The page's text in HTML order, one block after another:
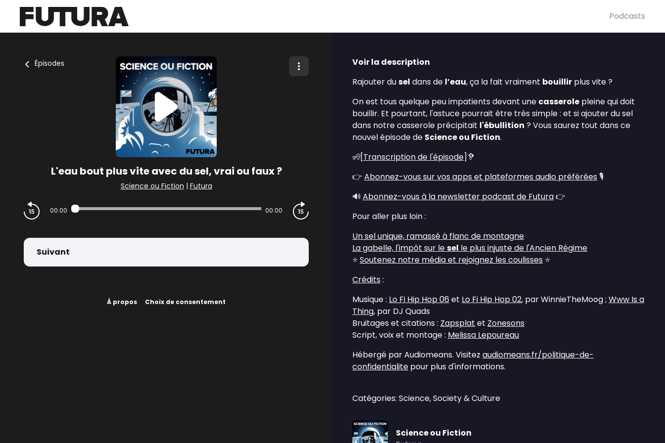
Podcasts
Épisodes
L'eau bout plus vite avec du sel, vrai ou faux ?
Science ou Fiction | Futura
00:00 00:00
Suivant
À propos Choix de consentement
Voir la description
Rajouter dusel dans de l’eau, ça la fait vraiment bouillir plus vite ?
On est tous quelque peu impatients devant une casserole pleine qui doit
bouillir. Et pourtant, l'astuce pourrait être très simple : et si ajouter du sel
dans notre casserole précipitait l'ébullition ? Vous saurez tout dans ce
nouvel épisode de Science ou Fiction.
🧏[Transcription de l'épisode]🦻
👉 Abonnez-vous sur vos apps et plateformes audio préférées 🎙️
🔊 Abonnez-vous à la newsletter podcast de Futura👉
Pour aller plus loin :
Un sel unique, ramassé à flanc de montagne
La gabelle, l'impôt sur lesel le plus injuste de l'Ancien Régime
⭐ Soutenez notre média et rejoignez les coulisses ⭐
Crédits :
Musique : Lo Fi Hip Hop 06 et Lo Fi Hip Hop 02, par WinnieTheMoog ; Www Is a
Thing, par DJ Quads
Bruitages et citations : Zapsplat et Zonesons
Script, voix et montage : Melissa Lepoureau
Hébergé par Audiomeans. Visitez audiomeans.fr/politique-de-
confidentialite pour plus d'informations.
Catégories: Science, Society & Culture
Science ou Fiction